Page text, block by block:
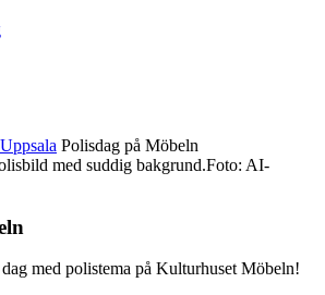
Polisdag på Möbeln
Foto: AI-
med polistema på Kulturhuset Möbeln!